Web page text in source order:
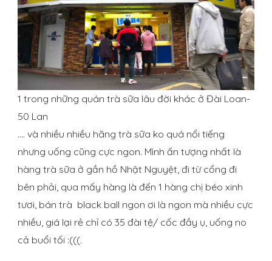
1 trong những quán trà sữa lâu đời khác ở Đài Loan-
50 Lan
…. và nhiều nhiều hãng trà sữa ko quá nổi tiếng
nhưng uống cũng cực ngon. Mình ấn tượng nhất là
hàng trà sữa ở gần hồ Nhật Nguyệt, đi từ cổng đi
bên phải, qua mấy hàng là đến 1 hàng chị béo xinh
tươi, bán trà black ball ngon ơi là ngon mà nhiều cực
nhiều, giá lại rẻ chỉ có 35 đài tệ/ cốc đầy ụ, uống no
cả buổi tối :(((.